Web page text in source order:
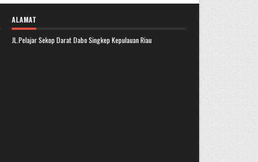
ALAMAT
JL.Pelajar Sekop Darat Dabo Singkep Kepulauan Riau